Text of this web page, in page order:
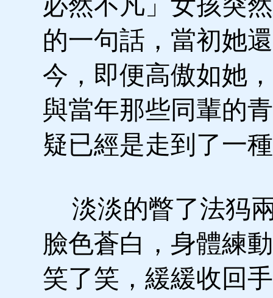
的一句話，當初她
今，即便高傲如她
與當年那些同輩的
疑已經是走到了一
淡淡的瞥了法犸
臉色蒼白，身體練
笑了笑，緩緩收回